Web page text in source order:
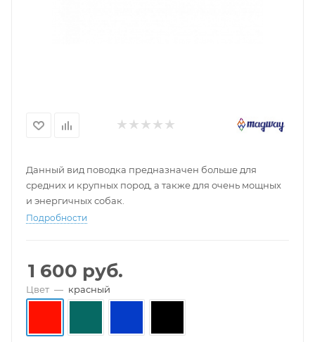
Данный вид поводка предназначен больше для
средних и крупных пород, а также для очень мощных
и энергичных собак.
Подробности
1 600 руб.
Цвет — красный